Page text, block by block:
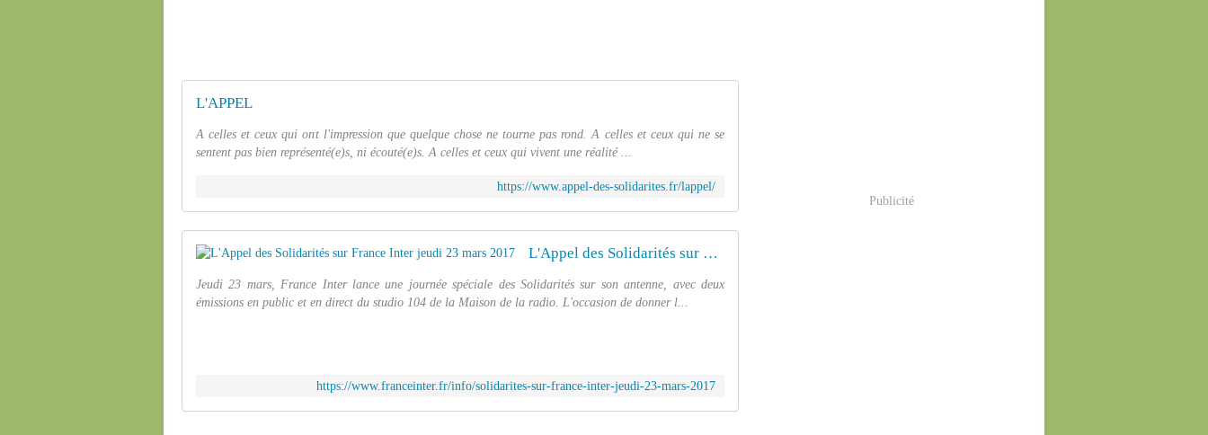
L'APPEL
A celles et ceux qui ont l'impression que quelque chose ne tourne pas rond. A celles et ceux qui ne se
sentent pas bien représenté(e)s, ni écouté(e)s. A celles et ceux qui vivent une réalité ...
https://www.appel-des-solidarites.fr/lappel/
L'Appel des Solidarités sur France Inter jeudi 23 mars 2017
Jeudi 23 mars, France Inter lance une journée spéciale des Solidarités sur son antenne, avec deux
émissions en public et en direct du studio 104 de la Maison de la radio. L'occasion de donner l...
https://www.franceinter.fr/info/solidarites-sur-france-inter-jeudi-23-mars-2017
Publicité